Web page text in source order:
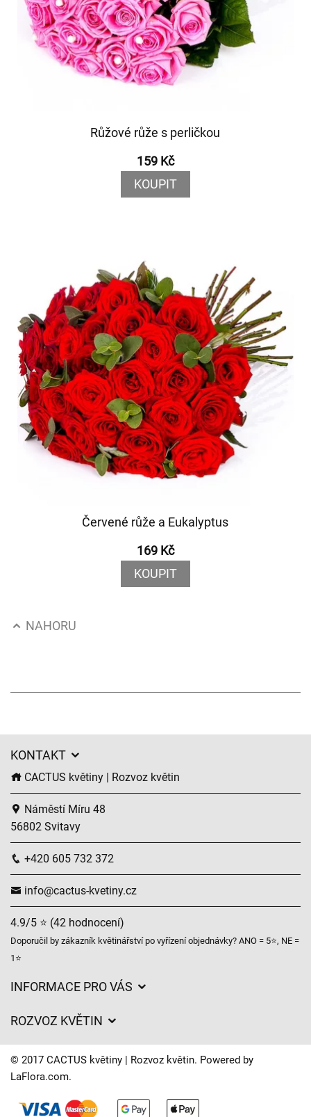
Růžové růže s perličkou
159 Kč
KOUPIT
Červené růže a Eukalyptus
169 Kč
KOUPIT
NAHORU
KONTAKT
CACTUS květiny | Rozvoz květin
Náměstí Míru 48
56802 Svitavy
+420 605 732 372
info@cactus-kvetiny.cz
4.9/5 ⭐ (42 hodnocení)
Doporučil by zákazník květinářství po vyřízení objednávky? ANO = 5⭐, NE =
1⭐
INFORMACE PRO VÁS
Často kladené dotazy
Časy doručení květin – přehled možností
Svatební floristika
ROZVOZ KVĚTIN
Ceny za doručení
O nás
Cookies
© 2017 CACTUS květiny | Rozvoz květin. Powered by
LaFlora.com.